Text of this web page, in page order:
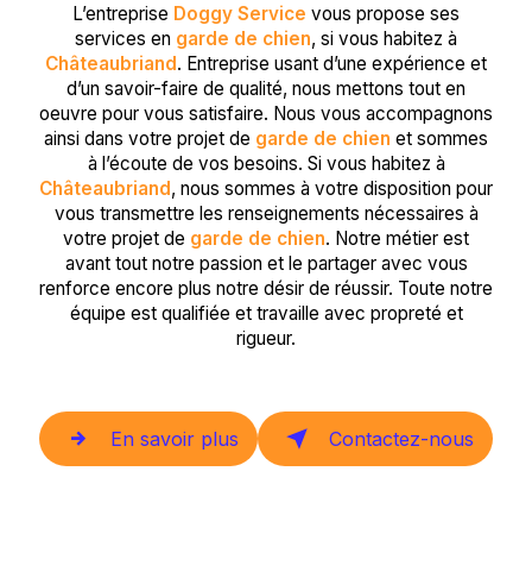
L’entreprise Doggy Service vous propose ses
services en garde de chien, si vous habitez à
Châteaubriand. Entreprise usant d’une expérience et
d’un savoir-faire de qualité, nous mettons tout en
oeuvre pour vous satisfaire. Nous vous accompagnons
ainsi dans votre projet de garde de chien et sommes
à l’écoute de vos besoins. Si vous habitez à
Châteaubriand, nous sommes à votre disposition pour
vous transmettre les renseignements nécessaires à
votre projet de garde de chien. Notre métier est
avant tout notre passion et le partager avec vous
renforce encore plus notre désir de réussir. Toute notre
équipe est qualifiée et travaille avec propreté et
rigueur.
En savoir plus Contactez-nous